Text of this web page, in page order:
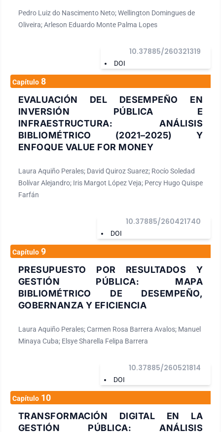
Pedro Luiz do Nascimento Neto; Wellington Domingues de
Oliveira; Arleson Eduardo Monte Palma Lopes
DOI
10.37885/260321319
Capítulo 8
EVALUACIÓN DEL DESEMPEÑO EN
INVERSIÓN PÚBLICA E
INFRAESTRUCTURA: ANÁLISIS
BIBLIOMÉTRICO (2021–2025) Y
ENFOQUE VALUE FOR MONEY
Laura Aquiño Perales; David Quiroz Suarez; Rocío Soledad
Bolívar Alejandro; Iris Margot López Veja; Percy Hugo Quispe
Farfán
DOI
10.37885/260421740
Capítulo 9
PRESUPUESTO POR RESULTADOS Y
GESTIÓN PÚBLICA: MAPA
BIBLIOMÉTRICO DE DESEMPEÑO,
GOBERNANZA Y EFICIENCIA
Laura Aquiño Perales; Carmen Rosa Barrera Avalos; Manuel
Minaya Cuba; Elsye Sharella Felipa Barrera
DOI
10.37885/260521814
Capítulo 10
TRANSFORMACIÓN DIGITAL EN LA
GESTIÓN PÚBLICA: ANÁLISIS